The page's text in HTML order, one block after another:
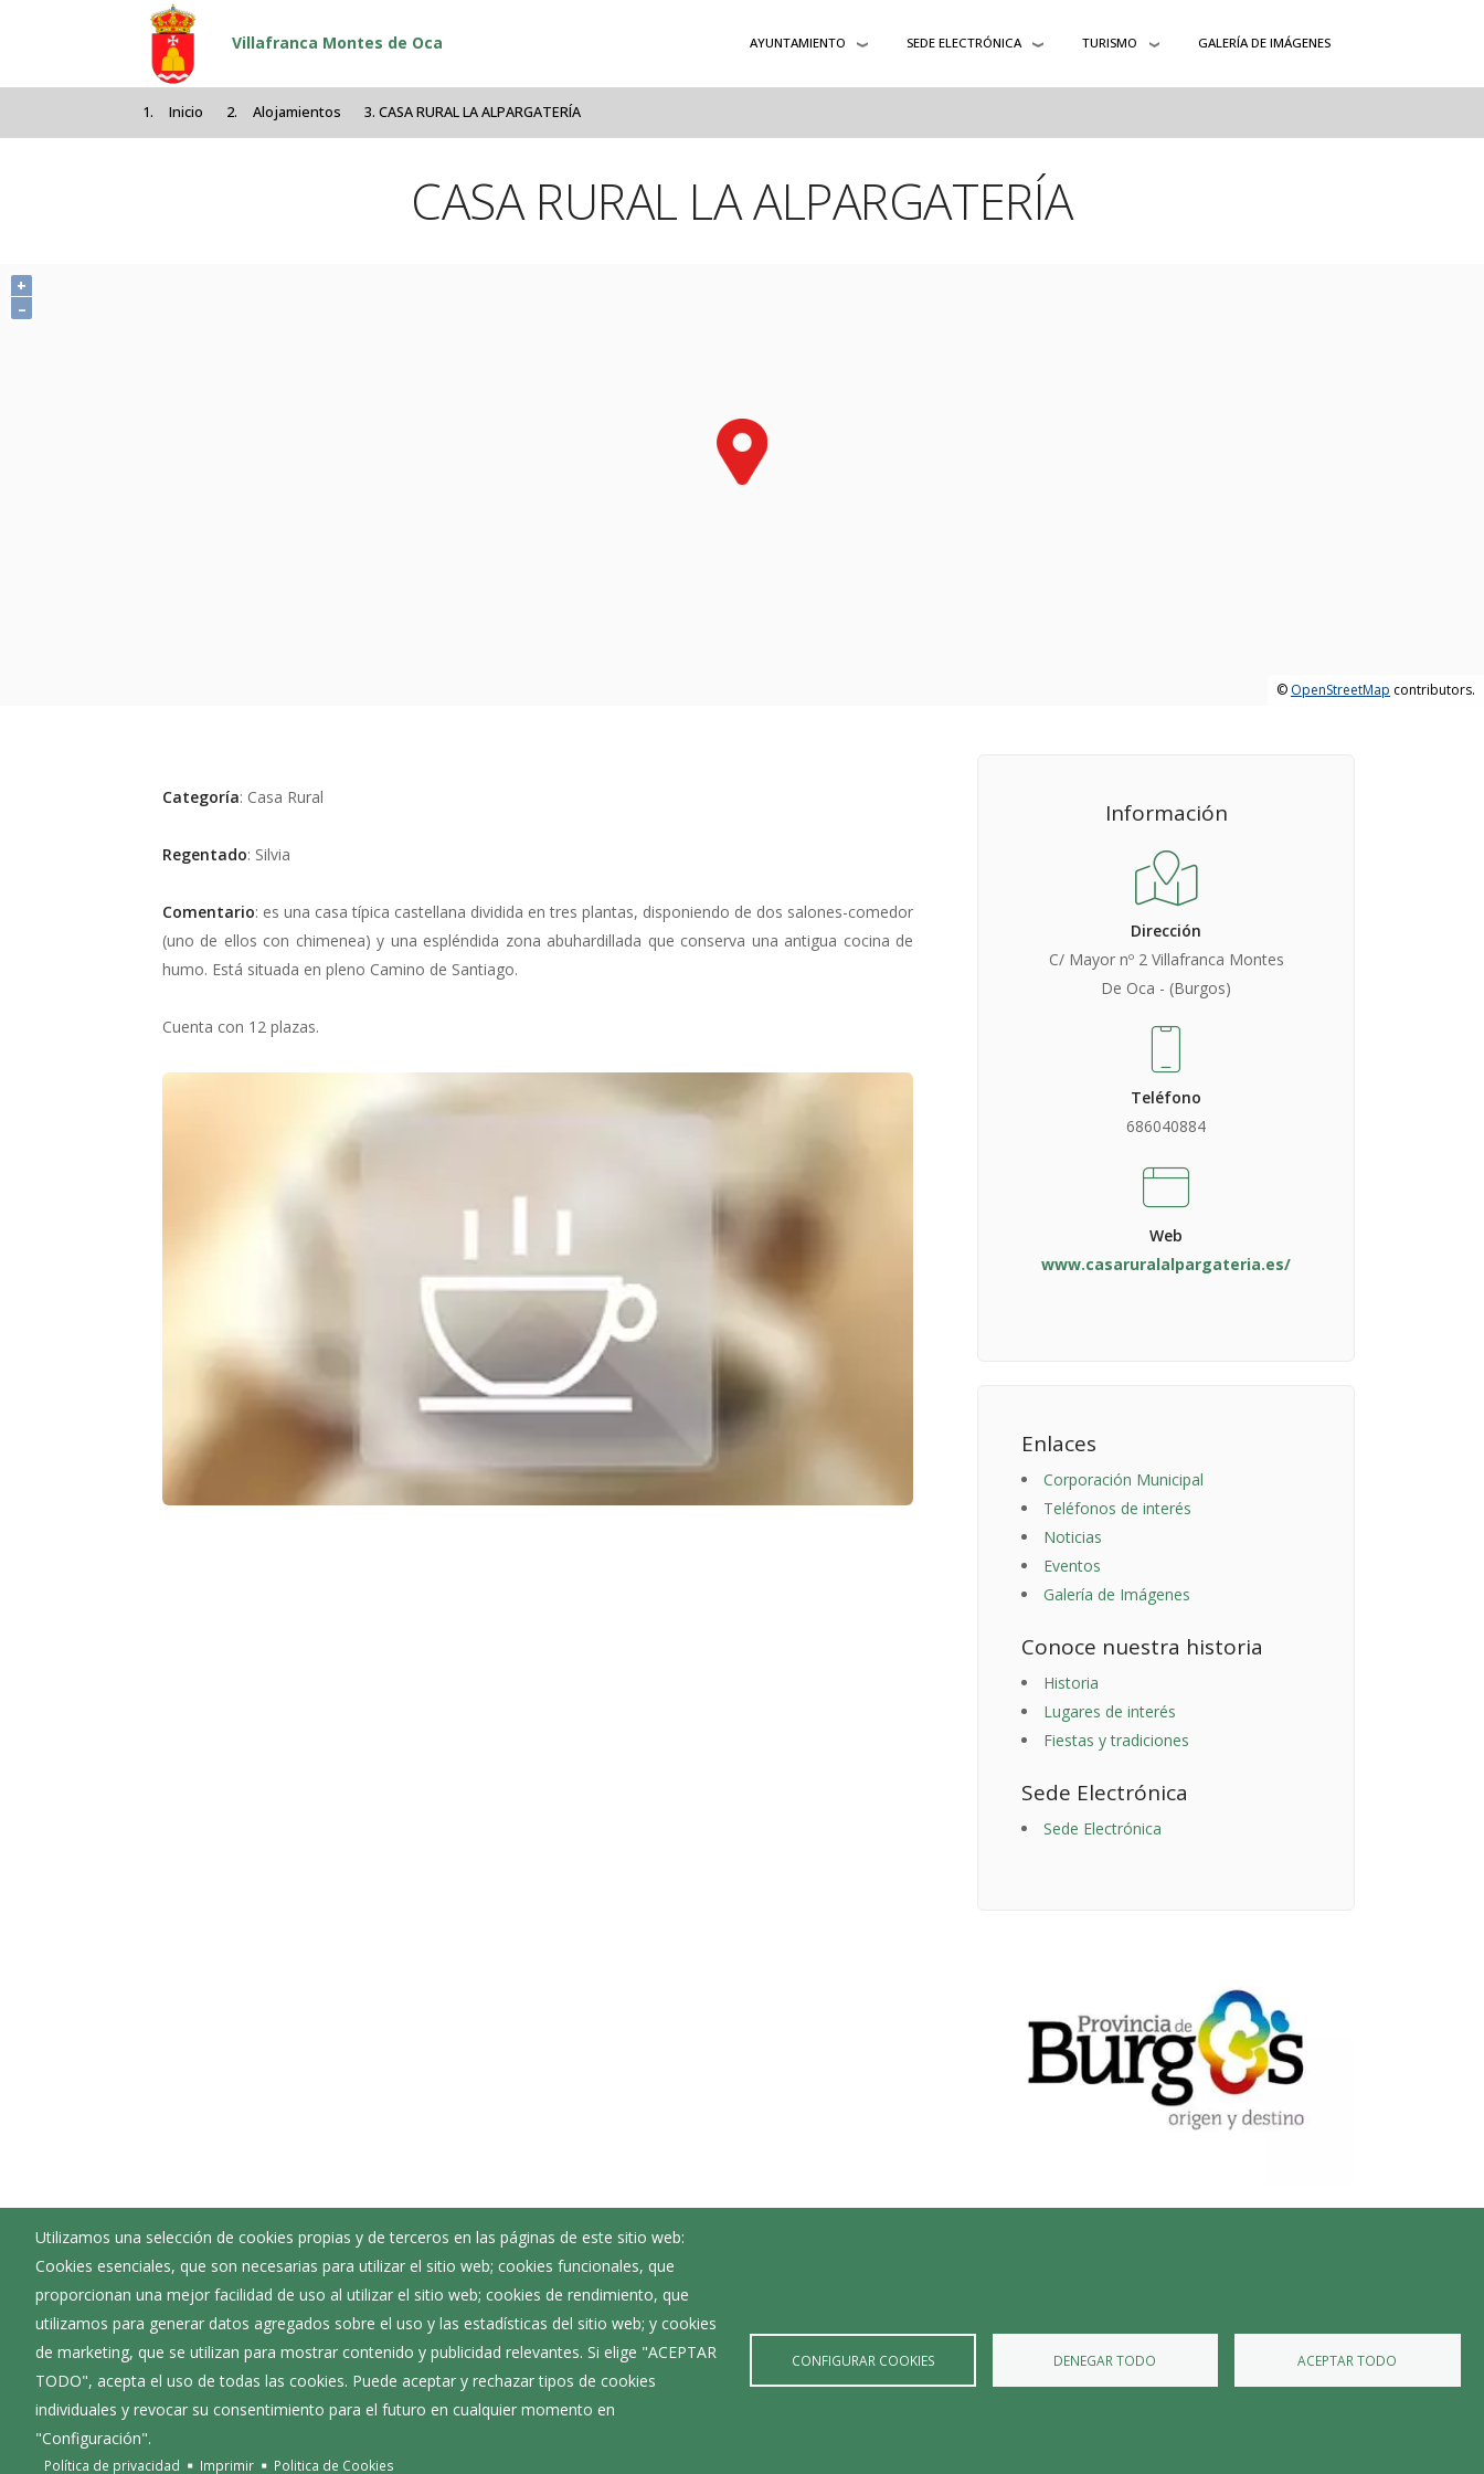
Pasar al contenido principal
Villafranca Montes de Oca AYUNTAMIENTO SEDE ELECTRÓNICA TURISMO GALERÍA DE IMÁGENES
Inicio Alojamientos CASA RURAL LA ALPARGATERÍA
CASA RURAL LA ALPARGATERÍA
+
–
© OpenStreetMap contributors.
Información
Dirección
C/ Mayor nº 2 Villafranca Montes
De Oca - (Burgos)
Teléfono
686040884
Web
www.casaruralalpargateria.es/
Enlaces
Corporación Municipal
Teléfonos de interés
Noticias
Eventos
Galería de Imágenes
Conoce nuestra historia
Historia
Lugares de interés
Fiestas y tradiciones
Sede Electrónica
Sede Electrónica
Categoría: Casa Rural
Regentado: Silvia
Comentario: es una casa típica castellana dividida en tres plantas, disponiendo de dos salones-comedor
(uno de ellos con chimenea) y una espléndida zona abuhardillada que conserva una antigua cocina de
humo. Está situada en pleno Camino de Santiago.
Cuenta con 12 plazas.
Utilizamos una selección de cookies propias y de terceros en las páginas de este sitio web:
Cookies esenciales, que son necesarias para utilizar el sitio web; cookies funcionales, que
proporcionan una mejor facilidad de uso al utilizar el sitio web; cookies de rendimiento, que
utilizamos para generar datos agregados sobre el uso y las estadísticas del sitio web; y cookies
de marketing, que se utilizan para mostrar contenido y publicidad relevantes. Si elige "ACEPTAR
TODO", acepta el uso de todas las cookies. Puede aceptar y rechazar tipos de cookies
individuales y revocar su consentimiento para el futuro en cualquier momento en
"Configuración".
Política de privacidad Imprimir Politica de Cookies
CONFIGURAR COOKIES DENEGAR TODO ACEPTAR TODO
Ayuntamiento de Villafranca Montes de Oca
: Calle Mayor 72 - 09257
: 947582072
: villafrancamontesdeoca@diputaciondeburgos.net
Corporación Municipal
Teléfonos de interés